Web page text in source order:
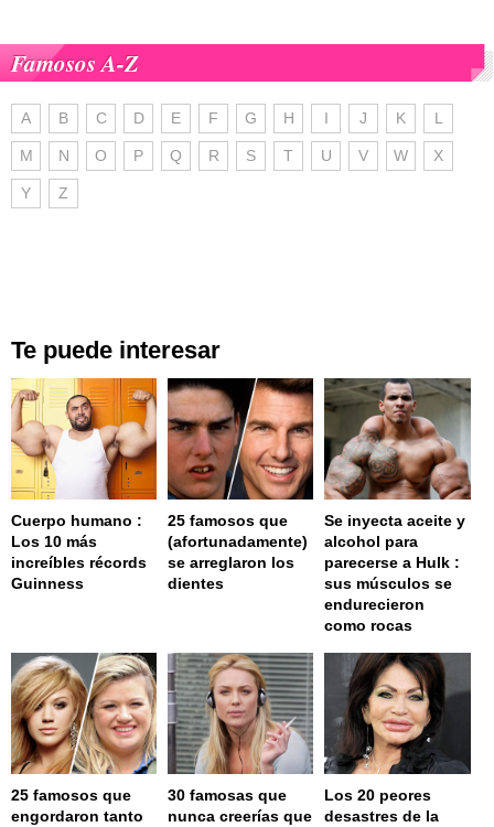
Famosos A-Z
A B C D E F G H I J K L
M N O P Q R S T U V W X
Y Z
Te puede interesar
Cuerpo humano :
Los 10 más
increíbles récords
Guinness
25 famosos que
(afortunadamente)
se arreglaron los
dientes
Se inyecta aceite y
alcohol para
parecerse a Hulk :
sus músculos se
endurecieron
como rocas
25 famosos que
engordaron tanto
30 famosas que
nunca creerías que
Los 20 peores
desastres de la